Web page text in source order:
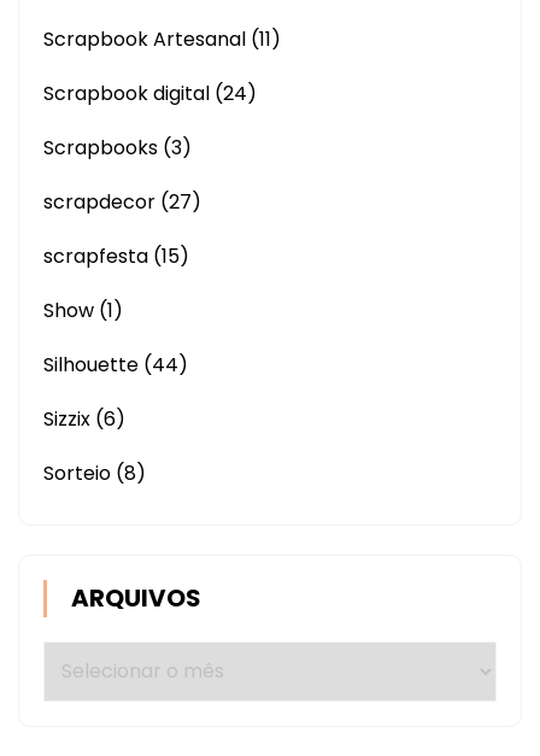
Scrapbook Artesanal (11)
Scrapbook digital (24)
Scrapbooks (3)
scrapdecor (27)
scrapfesta (15)
Show (1)
Silhouette (44)
Sizzix (6)
Sorteio (8)
ARQUIVOS
Arquivos